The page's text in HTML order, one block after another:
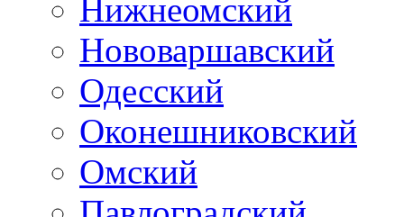
Нижнеомский
Нововаршавский
Одесский
Оконешниковский
Омский